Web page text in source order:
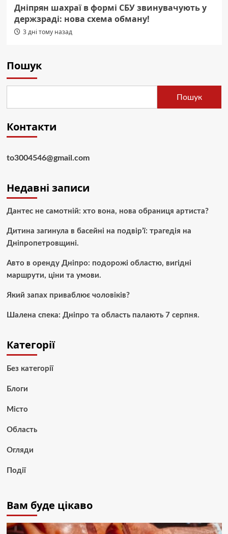
Дніпрян шахраї в формі СБУ звинувачують у
держзраді: нова схема обману!
3 дні тому назад
Пошук
Пошук
Контакти
to3004546@gmail.com
Недавні записи
Дантес не самотній: хто вона, нова обраниця артиста?
Дитина загинула в басейні на подвір’ї: трагедія на
Дніпропетровщині.
Авто в оренду Дніпро: подорожі областю, вигідні
маршрути, ціни та умови.
Який запах приваблює чоловіків?
Шалена спека: Дніпро та область палають 7 серпня.
Категорії
Без категорії
Блоги
Місто
Область
Огляди
Події
Вам буде цікаво